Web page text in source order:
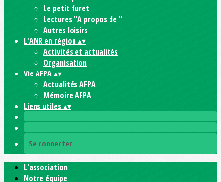
Le petit furet
Lectures "A propos de "
Autres loisirs
L'ANR en région▴▾
Activités et actualités
Organisation
Vie AFPA▴▾
Actualités AFPA
Mémoire AFPA
Liens utiles ▴▾
Se connecter
L'association
Notre équipe